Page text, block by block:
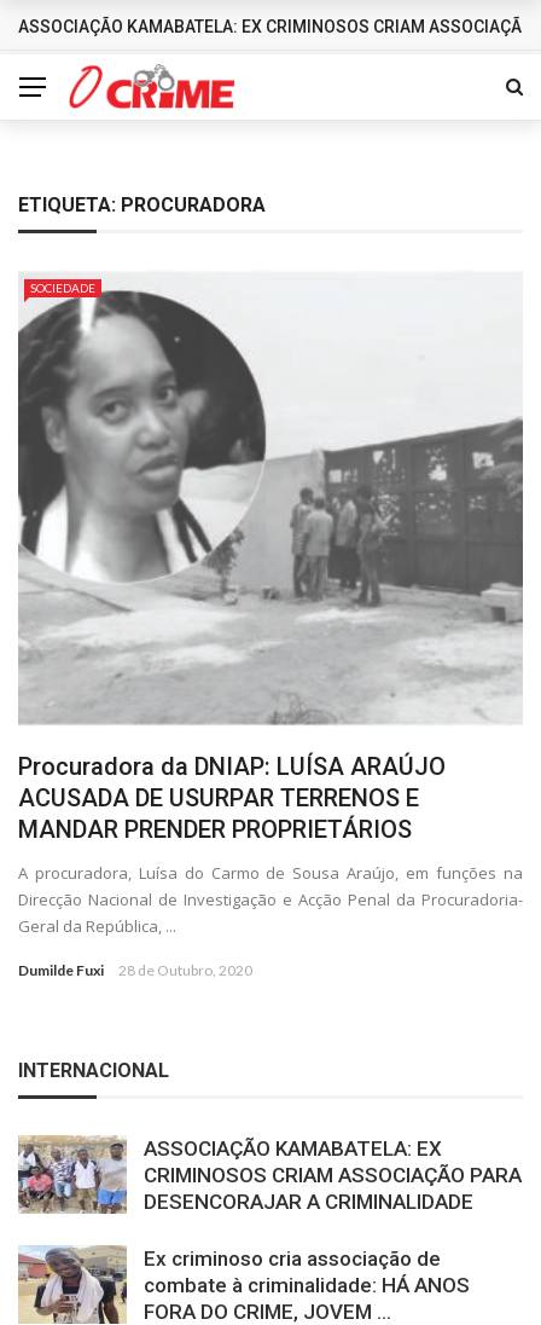
DESTAQUES
ASSOCIAÇÃO KAMABATELA: EX CRIMINOSOS CRIAM
ETIQUETA: PROCURADORA
SOCIEDADE
Procuradora da DNIAP: LUÍSA ARAÚJO
ACUSADA DE USURPAR TERRENOS E
MANDAR PRENDER PROPRIETÁRIOS
A procuradora, Luísa do Carmo de Sousa Araújo, em funções na
Direcção Nacional de Investigação e Acção Penal da Procuradoria-
Geral da República, ...
Dumilde Fuxi 28 de Outubro, 2020
INTERNACIONAL
ASSOCIAÇÃO KAMABATELA: EX
CRIMINOSOS CRIAM ASSOCIAÇÃO PARA
DESENCORAJAR A CRIMINALIDADE
Ex criminoso cria associação de
combate à criminalidade: HÁ ANOS
FORA DO CRIME, JOVEM ...